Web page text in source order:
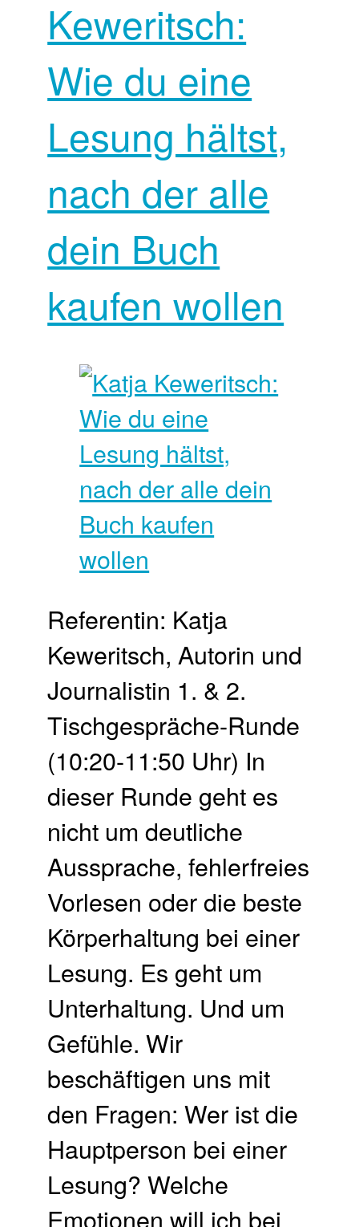
Keweritsch:
Wie du eine
Lesung hältst,
nach der alle
dein Buch
kaufen wollen
Referentin: Katja
Keweritsch, Autorin und
Journalistin 1. & 2.
Tisch­gespräche-Runde
(10:20-11:50 Uhr) In
dieser Runde geht es
nicht um deutliche
Aussprache, fehlerfreies
Vorlesen oder die beste
Körperhaltung bei einer
Lesung. Es geht um
Unterhaltung. Und um
Gefühle. Wir
beschäftigen uns mit
den Fragen: Wer ist die
Hauptperson bei einer
Lesung? Welche
Emotionen will ich bei